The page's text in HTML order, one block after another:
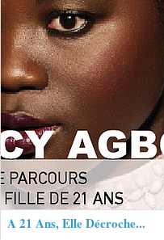
A 21 Ans, Elle Décroche...